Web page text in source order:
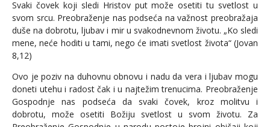
Svaki čovek koji sledi Hristov put može osetiti tu svetlost u
svom srcu. Preobraženje nas podseća na važnost preobražaja
duše na dobrotu, ljubav i mir u svakodnevnom životu. „Ko sledi
mene, neće hoditi u tami, nego će imati svetlost života“ (Jovan
8,12)
Ovo je poziv na duhovnu obnovu i nadu da vera i ljubav mogu
doneti utehu i radost čak i u najtežim trenucima. Preobraženje
Gospodnje nas podseća da svaki čovek, kroz molitvu i
dobrotu, može osetiti Božiju svetlost u svom životu. Za